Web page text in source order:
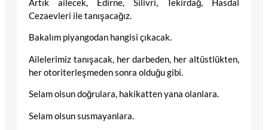
Artık ailecek, Edirne, Silivri, Tekirdağ, Hasdal
Cezaevleri ile tanışacağız.
Bakalım piyangodan hangisi çıkacak.
Ailelerimiz tanışacak, her darbeden, her altüstlükten,
her otoriterleşmeden sonra olduğu gibi.
Selam olsun doğrulara, hakikatten yana olanlara.
Selam olsun susmayanlara.